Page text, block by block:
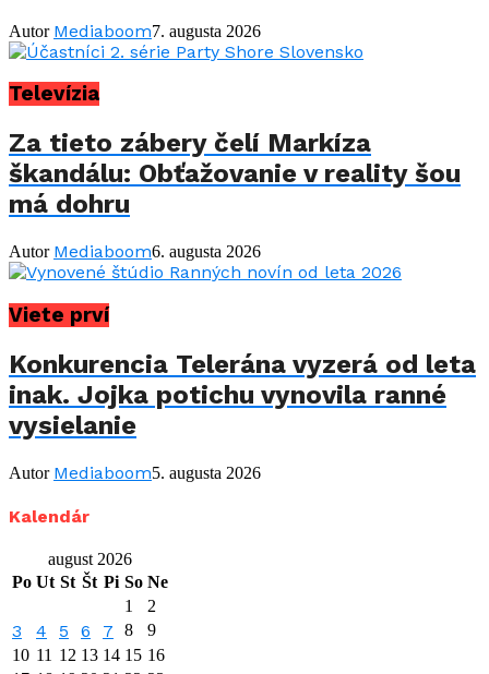
Autor Mediaboom7. augusta 2026
Televízia
Za tieto zábery čelí Markíza
škandálu: Obťažovanie v reality šou
má dohru
Autor Mediaboom6. augusta 2026
Viete prví
Konkurencia Telerána vyzerá od leta
inak. Jojka potichu vynovila ranné
vysielanie
Autor Mediaboom5. augusta 2026
Kalendár
august 2026
Po Ut St Št Pi So Ne
1
2
3 4 5 6 7 8
9
10 11 12 13 14 15 16